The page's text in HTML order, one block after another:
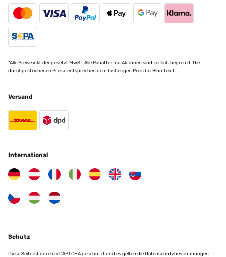
*Alle Preise inkl. der gesetzl. MwSt. Alle Rabatte und Aktionen sind zeitlich begrenzt. Die
durchgestrichenen Preise entsprechen dem bisherigen Preis bei Blumfeldt.
Versand
International
Schutz
Diese Seite ist durch reCAPTCHA geschützt und es gelten dieDatenschutzbestimmungen